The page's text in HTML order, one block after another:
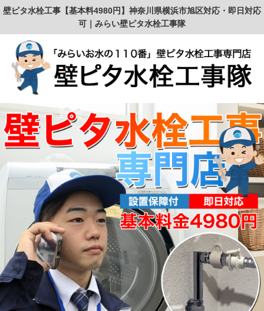
壁ピタ水栓工事【基本料4980円】神奈川県横浜市旭区対応・即日対応
可｜みらい壁ピタ水栓工事隊